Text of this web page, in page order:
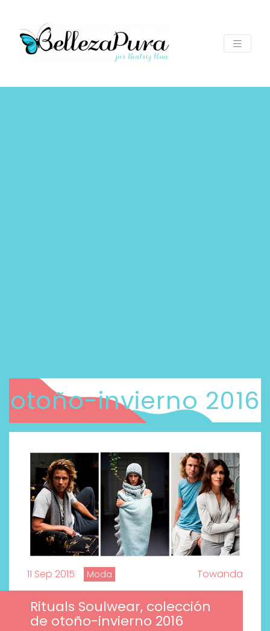
otoño-invierno 2016
11 Sep 2015 Moda Towanda
Rituals Soulwear, colección
de otoño-invierno 2016